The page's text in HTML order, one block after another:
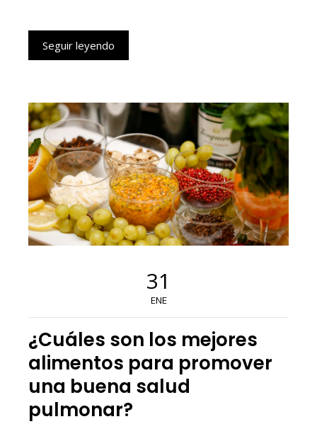
Seguir leyendo
31
ENE
¿Cuáles son los mejores
alimentos para promover
una buena salud
pulmonar?